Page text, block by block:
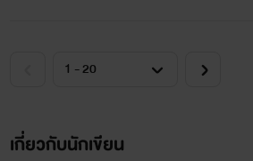
เกี่ยวกับนักเขียน